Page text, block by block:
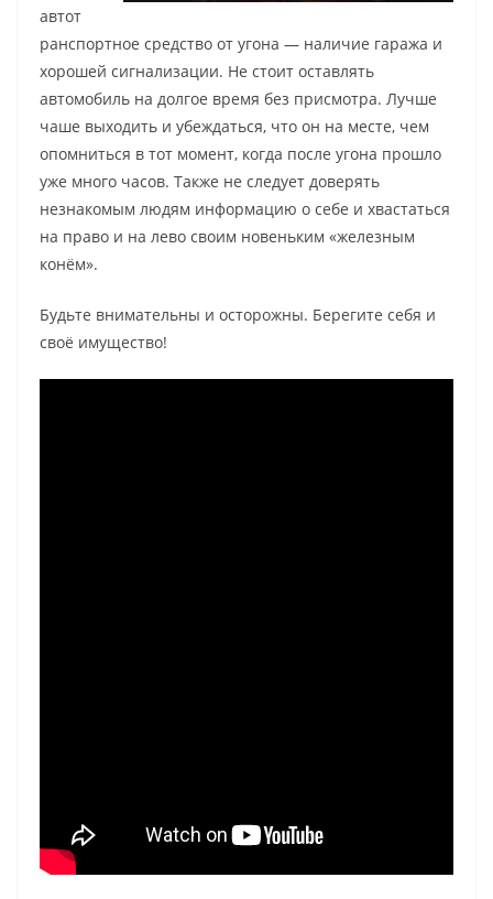
автот
ранспортное средство от угона — наличие гаража и
хорошей сигнализации. Не стоит оставлять
автомобиль на долгое время без присмотра. Лучше
чаше выходить и убеждаться, что он на месте, чем
опомниться в тот момент, когда после угона прошло
уже много часов. Также не следует доверять
незнакомым людям информацию о себе и хвастаться
на право и на лево своим новеньким «железным
конём».
Будьте внимательны и осторожны. Берегите себя и
своё имущество!